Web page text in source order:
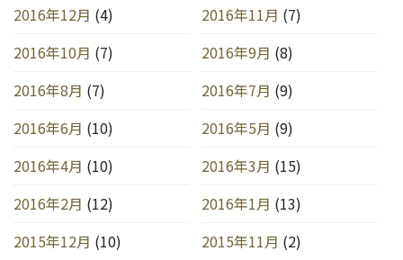
2016年12月 (4) 2016年11月 (7)
2016年10月 (7) 2016年9月 (8)
2016年8月 (7) 2016年7月 (9)
2016年6月 (10) 2016年5月 (9)
2016年4月 (10) 2016年3月 (15)
2016年2月 (12) 2016年1月 (13)
2015年12月 (10) 2015年11月 (2)